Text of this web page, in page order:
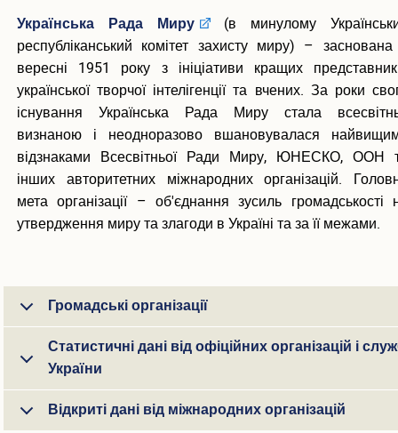
Українська Рада Миру
(в минулому
республіканський комітет захисту миру) –
вересні 1951 року з ініціативи кращих
української творчої інтелігенції та вчених. За роки
існування Українська Рада Миру стала
визнаною і неодноразово вшановувалася
відзнаками Всесвітньої Ради Миру, ЮНЕСКО, ООН
інших авторитетних міжнародних організацій.
мета організації – об'єднання зусиль громадськості
утвердження миру та злагоди в Україні та за її межами.
Громадські організації
Статистичні дані від офіційних організацій і
України
Відкриті дані від міжнародних організацій